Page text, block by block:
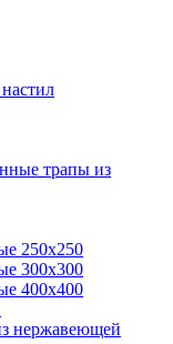
трапы из
250х250
300х300
400х400
нержавеющей